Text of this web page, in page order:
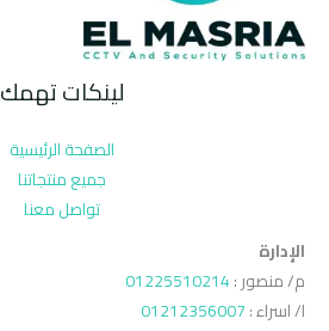
لينكات تهمك
الصفحة الرئيسية
جميع منتجاتنا
تواصل معنا
الإدارة
م/ منصور :01225510214
ا/ اسراء :01212356007